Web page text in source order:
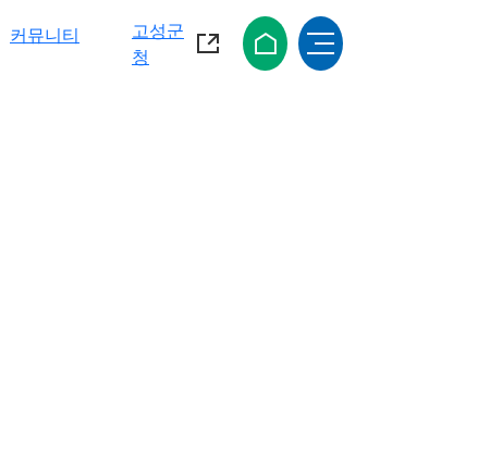
커뮤니티
고성군
청